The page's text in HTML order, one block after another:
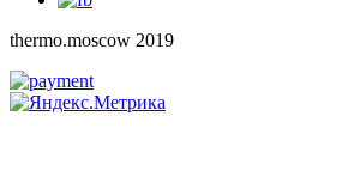
thermo.moscow 2019